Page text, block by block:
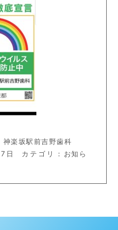
楽坂駅前吉野歯科
日 カテゴリ： お知ら